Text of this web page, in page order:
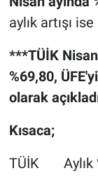
aylık artışı
***TÜİK Nisan
%69,80,
olarak
Kısaca;
TÜİK Aylık